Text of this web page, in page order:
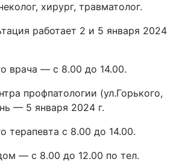
хирург, травматолог.
работает 2 и 5 января 2024
врача — с 8.00 до 14.00.
профпатологии (ул.Горького,
— 5 января 2024 г.
терапевта с 8.00 до 14.00.
— с 8.00 до 12.00 по тел.